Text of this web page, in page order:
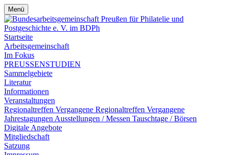
Menü
Startseite
Arbeitsgemeinschaft
Im Fokus
PREUSSENSTUDIEN
Sammelgebiete
Literatur
Informationen
Veranstaltungen
Regionaltreffen Vergangene Regionaltreffen Vergangene
Jahrestagungen Ausstellungen / Messen Tauschtage / Börsen
Digitale Angebote
Mitgliedschaft
Satzung